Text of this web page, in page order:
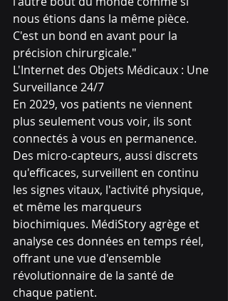
nous étions dans la même pièce.
C'est un bond en avant pour la
précision chirurgicale."
L'Internet des Objets Médicaux : Une
Surveillance 24/7
En 2029, vos patients ne viennent
plus seulement vous voir, ils sont
connectés à vous en permanence.
Des micro-capteurs, aussi discrets
qu'efficaces, surveillent en continu
les signes vitaux, l'activité physique,
et même les marqueurs
biochimiques. MédiStory agrège et
analyse ces données en temps réel,
offrant une vue d'ensemble
révolutionnaire de la santé de
chaque patient.